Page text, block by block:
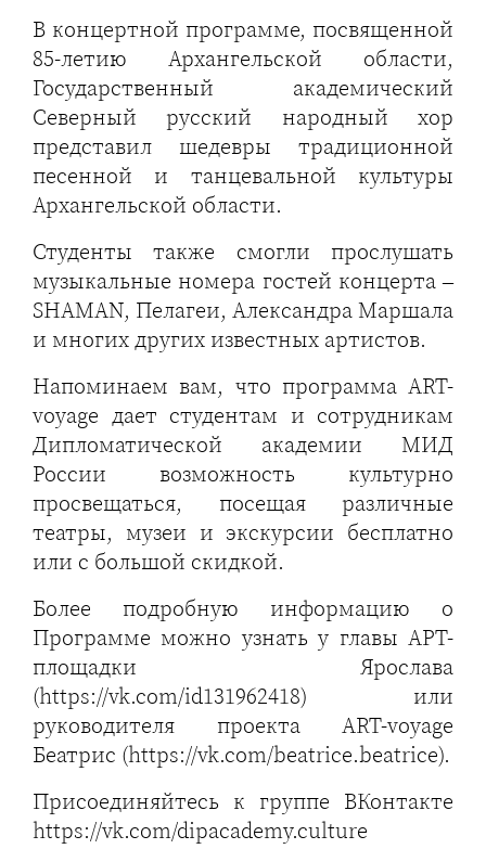
В концертной программе, посвященной
85-летию Архангельской области,
Государственный академический
Северный русский народный хор
представил шедевры традиционной
песенной и танцевальной культуры
Архангельской области.
Студенты также смогли прослушать
музыкальные номера гостей концерта –
SHAMAN, Пелагеи, Александра Маршала
и многих других известных артистов.
Напоминаем вам, что программа ART-
voyage дает студентам и сотрудникам
Дипломатической академии МИД
России возможность культурно
просвещаться, посещая различные
театры, музеи и экскурсии бесплатно
или с большой скидкой.
Более подробную информацию о
Программе можно узнать у главы АРТ-
площадки Ярослава
(https://vk.com/id131962418) или
руководителя проекта ART-voyage
Беатрис (https://vk.com/beatrice.beatrice).
Присоединяйтесь к группе ВКонтакте
https://vk.com/dipacademy.culture